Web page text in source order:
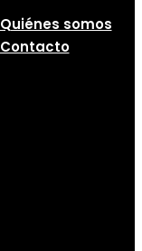
Quiénes somos
Contacto